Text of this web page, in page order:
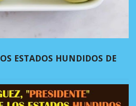
ESTADOS HUNDIDOS DE